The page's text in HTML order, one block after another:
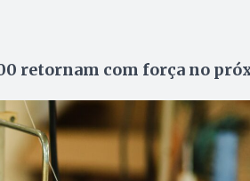
retornam com força no